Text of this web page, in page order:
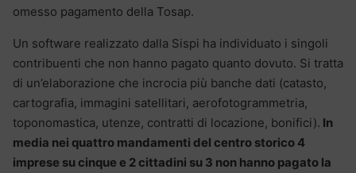
omesso pagamento della Tosap.
Un software realizzato dalla Sispi ha individuato i singoli
contribuenti che non hanno pagato quanto dovuto. Si tratta
di un’elaborazione che incrocia più banche dati (catasto,
cartografia, immagini satellitari, aerofotogrammetria,
toponomastica, utenze, contratti di locazione, bonifici). In
media nei quattro mandamenti del centro storico 4
imprese su cinque e 2 cittadini su 3 non hanno pagato la